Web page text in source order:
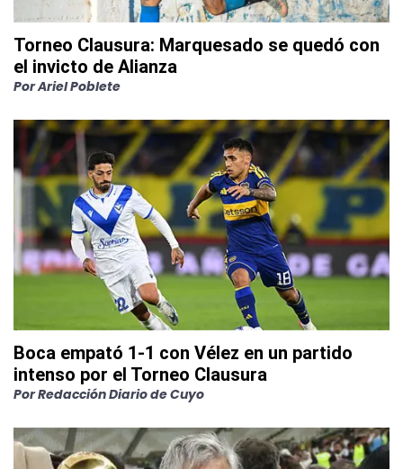
Torneo Clausura: Marquesado se quedó con
el invicto de Alianza
PorAriel Poblete
Boca empató 1-1 con Vélez en un partido
intenso por el Torneo Clausura
PorRedacción Diario de Cuyo